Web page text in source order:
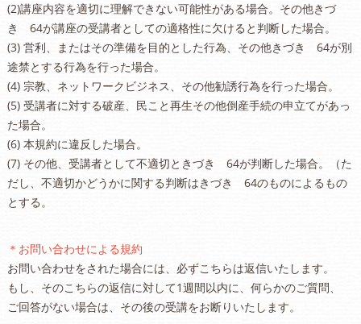
(2)講座内容を適切に理解できない可能性がある場合。その他きづ
き 64が講座の受講者としての適格性に欠けると判断した場合。
(3) 営利、またはその準備を目的とした行為、その他きづき 64が別
途禁とする行為を行った場合。
(4) 宗教、ネットワークビジネス、その他勧誘行為を行った場合。
(5) 受講者に対する破産、民こと再生その他倒産手続の申立てがあっ
た場合。
(6) 本規約に違反した場合。
(7) その他、受講者として不適切ときづき 64が判断した場合。（た
だし、不適切かどうかに関する判断はきづき 64のものによるもの
とする。
＊お問い合わせによる規約
お問い合わせをされた場合には、必ずこちらは返信いたします。
もし、そのこちらの返信に対して1週間以内に、何らかのご質問、
ご回答がない場合は、その後の受講をお断りいたします。